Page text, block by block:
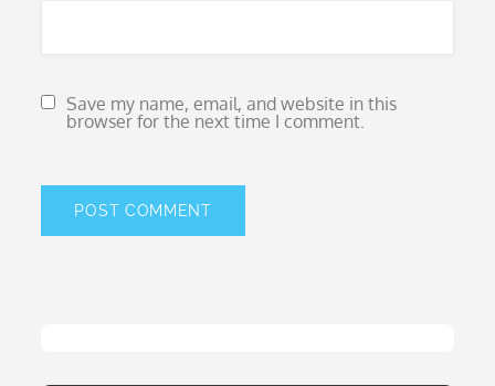
Save my name, email, and website in this
browser for the next time I comment.